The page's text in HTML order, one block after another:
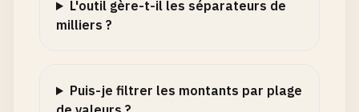
L'outil gère-t-il les séparateurs de
milliers ?
Puis-je filtrer les montants par plage